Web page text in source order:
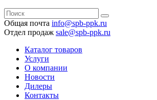
Общая почта info@spb-ppk.ru
Отдел продаж sale@spb-ppk.ru
Каталог товаров
Услуги
О компании
Новости
Дилеры
Контакты